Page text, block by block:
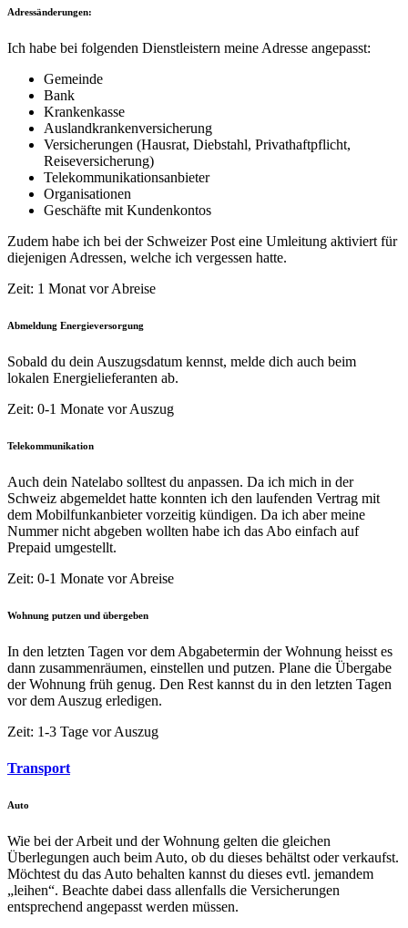
Adressänderungen:
Ich habe bei folgenden Dienstleistern meine Adresse angepasst:
Gemeinde
Bank
Krankenkasse
Auslandkrankenversicherung
Versicherungen (Hausrat, Diebstahl, Privathaftpflicht,
Reiseversicherung)
Telekommunikationsanbieter
Organisationen
Geschäfte mit Kundenkontos
Zudem habe ich bei der Schweizer Post eine Umleitung aktiviert für
diejenigen Adressen, welche ich vergessen hatte.
Zeit: 1 Monat vor Abreise
Abmeldung Energieversorgung
Sobald du dein Auszugsdatum kennst, melde dich auch beim
lokalen Energielieferanten ab.
Zeit: 0-1 Monate vor Auszug
Telekommunikation
Auch dein Natelabo solltest du anpassen. Da ich mich in der
Schweiz abgemeldet hatte konnten ich den laufenden Vertrag mit
dem Mobilfunkanbieter vorzeitig kündigen. Da ich aber meine
Nummer nicht abgeben wollten habe ich das Abo einfach auf
Prepaid umgestellt.
Zeit: 0-1 Monate vor Abreise
Wohnung putzen und übergeben
In den letzten Tagen vor dem Abgabetermin der Wohnung heisst es
dann zusammenräumen, einstellen und putzen. Plane die Übergabe
der Wohnung früh genug. Den Rest kannst du in den letzten Tagen
vor dem Auszug erledigen.
Zeit: 1-3 Tage vor Auszug
Transport
Auto
Wie bei der Arbeit und der Wohnung gelten die gleichen
Überlegungen auch beim Auto, ob du dieses behältst oder verkaufst.
Möchtest du das Auto behalten kannst du dieses evtl. jemandem
„leihen“. Beachte dabei dass allenfalls die Versicherungen
entsprechend angepasst werden müssen.